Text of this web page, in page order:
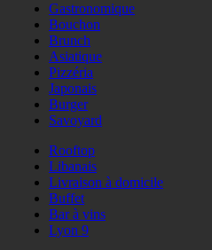
Gastronomique
Bouchon
Brunch
Asiatique
Pizzéria
Japonais
Burger
Savoyard
Rooftop
Libanais
Livraison à domicile
Buffet
Bar à vins
Lyon 9